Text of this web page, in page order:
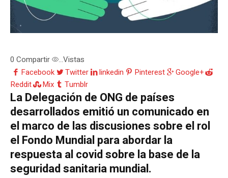
0 Compartir ...Vistas
Facebook
Twitter linkedin Pinterest
Google+
Reddit
Mix Tumblr
La Delegación de ONG de países
desarrollados emitió un comunicado en
el marco de las discusiones sobre el rol
el Fondo Mundial para abordar la
respuesta al covid sobre la base de la
seguridad sanitaria mundial.